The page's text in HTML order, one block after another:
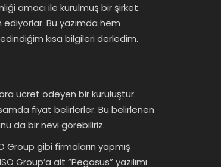
amacı ile kurulmuş bir şirket.
Bu yazımda hem
kısa bilgileri derledim.
ücret ödeyen bir kuruluştur.
fiyat belirlerler. Bu belirlenen
da bir nevi görebiliriz.
Group gibi firmaların yapmış
Group’a ait “Pegasus” yazılımı